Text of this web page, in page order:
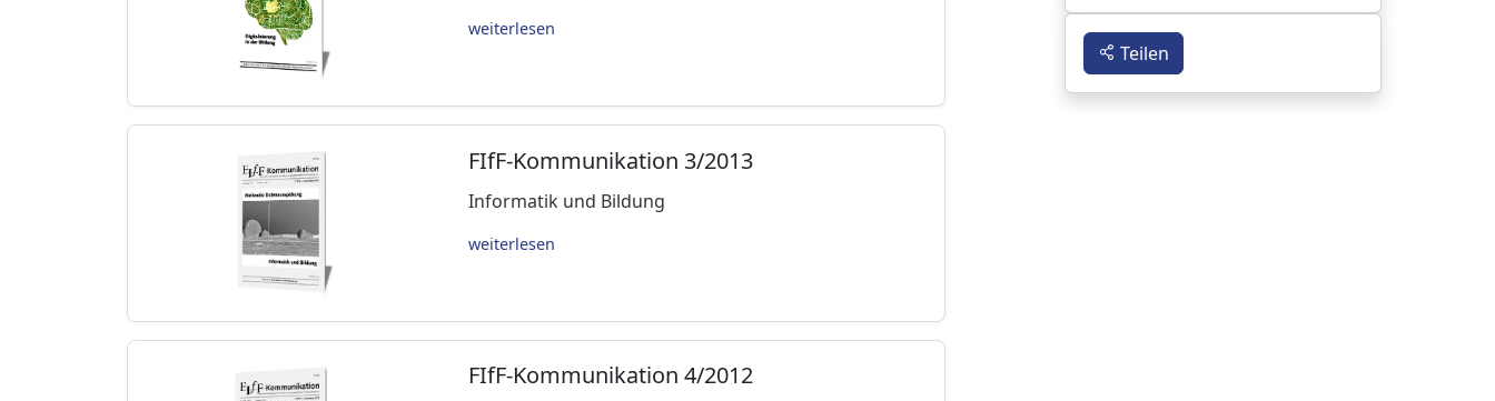
weiterlesen
FIfF-Kommunikation 3/2013
Informatik und Bildung
weiterlesen
FIfF-Kommunikation 4/2012
Teilen